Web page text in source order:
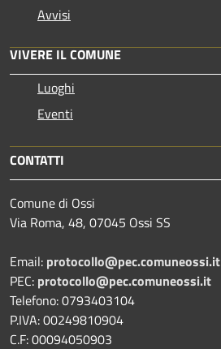
Avvisi
VIVERE IL COMUNE
Luoghi
Eventi
CONTATTI
Comune di Ossi
Via Roma, 48, 07045 Ossi SS
Email: protocollo@pec.comuneossi.it
PEC: protocollo@pec.comuneossi.it
Telefono: 0793403104
P.IVA: 00249810904
C.F: 00094050903